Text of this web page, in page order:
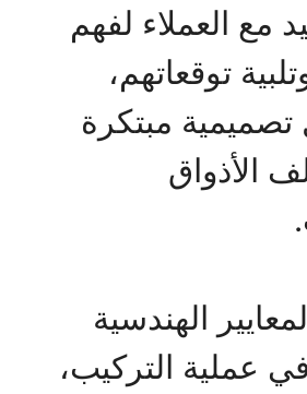
مع العملاء لفهم
توقعاتهم،
مبتكرة
الأذواق
الهندسية
عملية التركيب،